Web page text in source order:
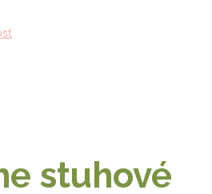
stuhové